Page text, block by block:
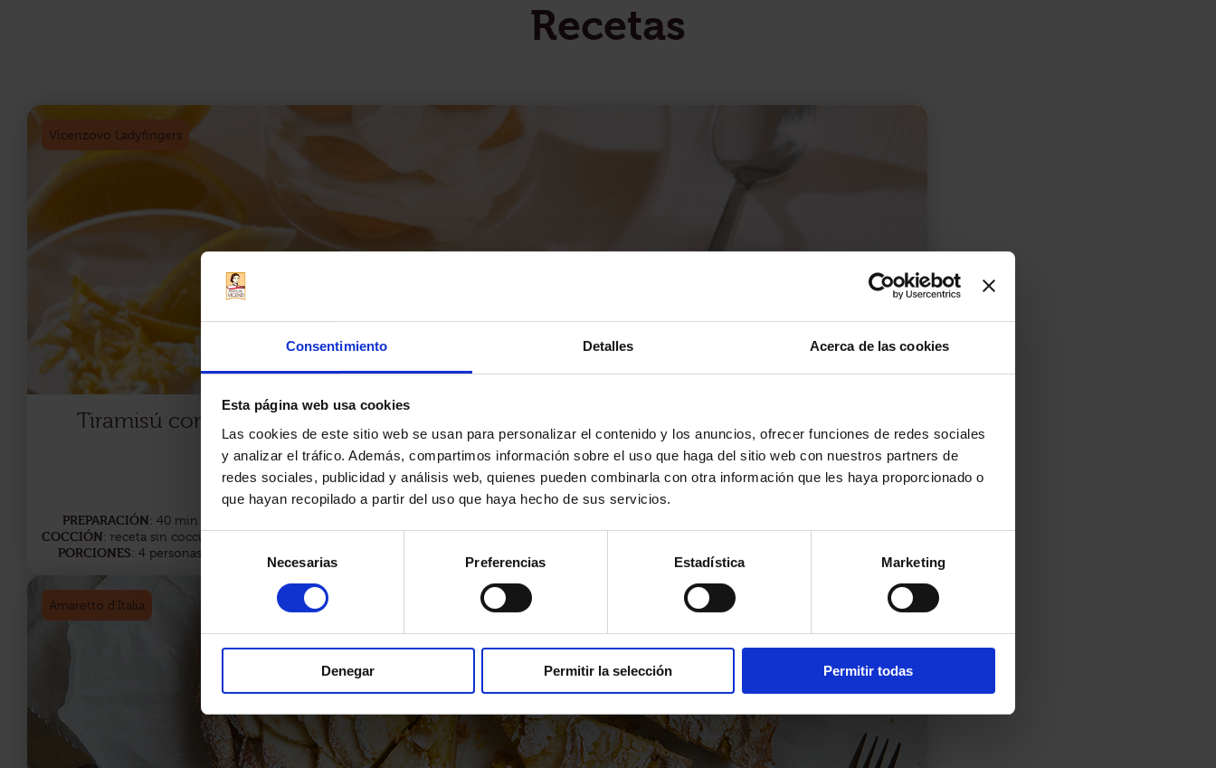
Consentimiento Detalles Acerca de las cookies
Esta página web usa cookies
Las cookies de este sitio web se usan para personalizar el contenido y los anuncios, ofrecer funciones de redes sociales
y analizar el tráfico. Además, compartimos información sobre el uso que haga del sitio web con nuestros partners de
redes sociales, publicidad y análisis web, quienes pueden combinarla con otra información que les haya proporcionado o
que hayan recopilado a partir del uso que haya hecho de sus servicios.
Selección
de
consentimiento
Necesarias Preferencias Estadística Marketing
Denegar Permitir la selección Permitir todas
Recetas
Tiramisú con crema de limón
PREPARACIÓN: 40 min
COCCIÓN: receta sin cocción
PORCIONES: 4 personas
DIFICULTAD
Vicenzovo Ladyfingers
Amaretto d’Italia